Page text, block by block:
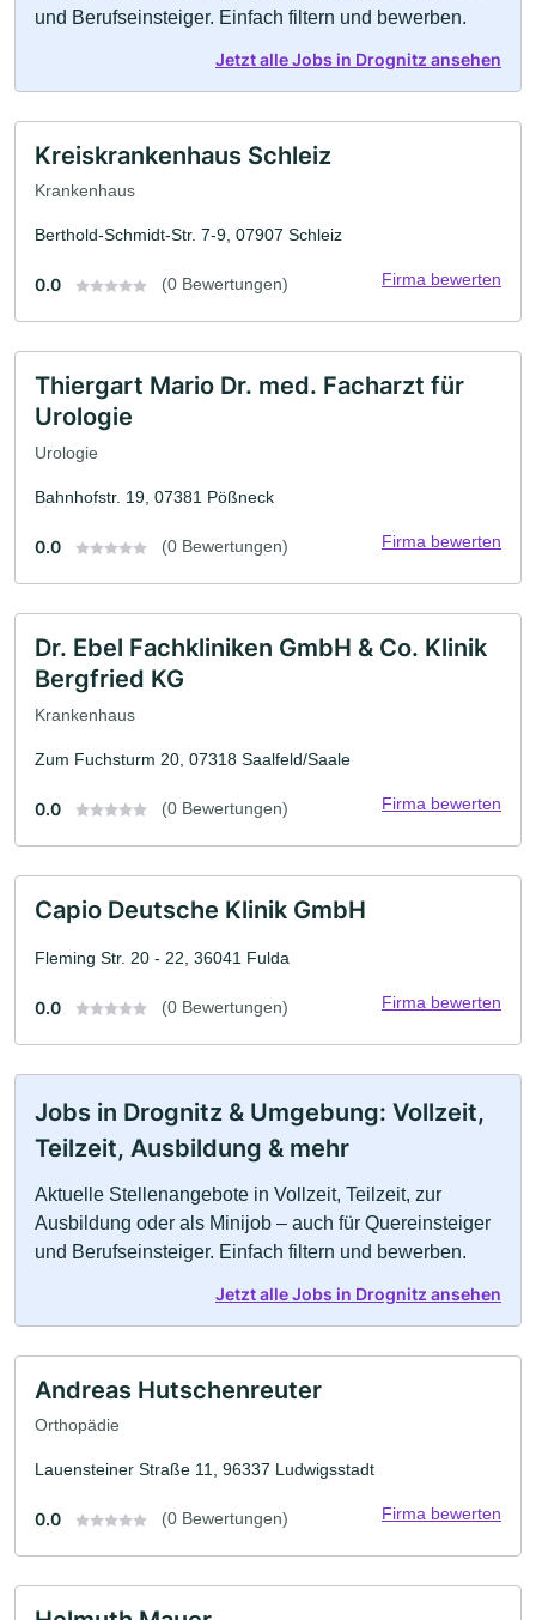
und Berufseinsteiger. Einfach filtern und bewerben.
Jetzt alle Jobs in Drognitz ansehen
Kreiskrankenhaus Schleiz
Krankenhaus
Berthold-Schmidt-Str. 7-9, 07907 Schleiz
0.0 (0 Bewertungen) Firma bewerten
Thiergart Mario Dr. med. Facharzt für
Urologie
Urologie
Bahnhofstr. 19, 07381 Pößneck
0.0 (0 Bewertungen) Firma bewerten
Dr. Ebel Fachkliniken GmbH & Co. Klinik
Bergfried KG
Krankenhaus
Zum Fuchsturm 20, 07318 Saalfeld/Saale
0.0 (0 Bewertungen) Firma bewerten
Capio Deutsche Klinik GmbH
Fleming Str. 20 - 22, 36041 Fulda
0.0 (0 Bewertungen) Firma bewerten
Jobs in Drognitz & Umgebung: Vollzeit,
Teilzeit, Ausbildung & mehr
Aktuelle Stellenangebote in Vollzeit, Teilzeit, zur
Ausbildung oder als Minijob – auch für Quereinsteiger
und Berufseinsteiger. Einfach filtern und bewerben.
Jetzt alle Jobs in Drognitz ansehen
Andreas Hutschenreuter
Orthopädie
Lauensteiner Straße 11, 96337 Ludwigsstadt
0.0 (0 Bewertungen) Firma bewerten